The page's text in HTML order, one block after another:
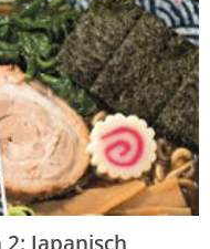
Japanisch